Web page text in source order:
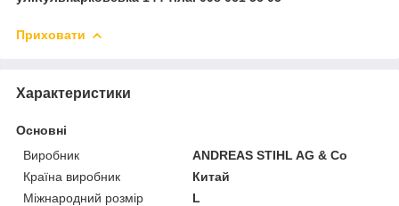
Приховати
Характеристики
Основні
Виробник
ANDREAS STIHL AG & Co
Країна виробник
Китай
Міжнародний розмір
L